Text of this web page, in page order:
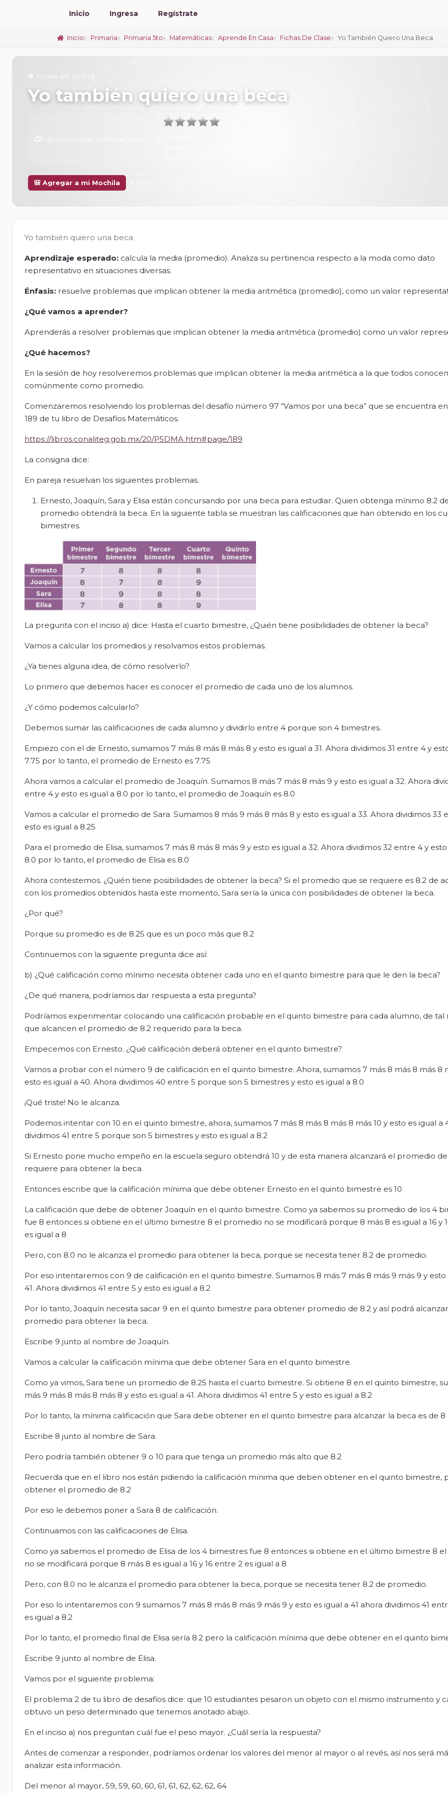
Inicio Ingresa Regístrate
Inicio Primaria Primaria 5to Matemáticas Aprende En Casa Fichas De Clase Yo También Quiero Una Beca
📚 FICHA DE CLASE
Yo también quiero una beca
🎒 Agregar a mi Mochila
Yo también quiero una beca
Aprendizaje esperado: calcula la media (promedio). Analiza su pertinencia respecto a la moda como dato
representativo en situaciones diversas.
Énfasis: resuelve problemas que implican obtener la media aritmética (promedio), como un valor
¿Qué vamos a aprender?
Aprenderás a resolver problemas que implican obtener la media aritmética (promedio) como un valor
¿Qué hacemos?
En la sesión de hoy resolveremos problemas que implican obtener la media aritmética a la que todos
comúnmente como promedio.
Comenzaremos resolviendo los problemas del desafío número 97 “Vamos por una beca” que se encuentra
189 de tu libro de Desafíos Matemáticos.
https://libros.conaliteg.gob.mx/20/P5DMA.htm#page/189
La consigna dice:
En pareja resuelvan los siguientes problemas.
Ernesto, Joaquín, Sara y Elisa están concursando por una beca para estudiar. Quien obtenga mínimo 8.2
promedio obtendrá la beca. En la siguiente tabla se muestran las calificaciones que han obtenido en los
bimestres.
La pregunta con el inciso a) dice: Hasta el cuarto bimestre, ¿Quién tiene posibilidades de obtener la beca?
Vamos a calcular los promedios y resolvamos estos problemas.
¿Ya tienes alguna idea, de cómo resolverlo?
Lo primero que debemos hacer es conocer el promedio de cada uno de los alumnos.
¿Y cómo podemos calcularlo?
Debemos sumar las calificaciones de cada alumno y dividirlo entre 4 porque son 4 bimestres.
Empiezo con el de Ernesto, sumamos 7 más 8 más 8 más 8 y esto es igual a 31. Ahora dividimos 31 entre 4 y
7.75 por lo tanto, el promedio de Ernesto es 7.75
Ahora vamos a calcular el promedio de Joaquín. Sumamos 8 más 7 más 8 más 9 y esto es igual a 32. Ahora
entre 4 y esto es igual a 8.0 por lo tanto, el promedio de Joaquín es 8.0
Vamos a calcular el promedio de Sara. Sumamos 8 más 9 más 8 más 8 y esto es igual a 33. Ahora dividimos 33
esto es igual a 8.25
Para el promedio de Elisa, sumamos 7 más 8 más 8 más 9 y esto es igual a 32. Ahora dividimos 32 entre 4 y esto
8.0 por lo tanto, el promedio de Elisa es 8.0
Ahora contestemos. ¿Quién tiene posibilidades de obtener la beca? Si el promedio que se requiere es 8.2 de
con los promedios obtenidos hasta este momento, Sara sería la única con posibilidades de obtener la beca.
¿Por qué?
Porque su promedio es de 8.25 que es un poco más que 8.2
Continuemos con la siguiente pregunta dice así:
b) ¿Qué calificación como mínimo necesita obtener cada uno en el quinto bimestre para que le den la beca?
¿De qué manera, podríamos dar respuesta a esta pregunta?
Podríamos experimentar colocando una calificación probable en el quinto bimestre para cada alumno, de tal
que alcancen el promedio de 8.2 requerido para la beca.
Empecemos con Ernesto. ¿Qué calificación deberá obtener en el quinto bimestre?
Vamos a probar con el número 9 de calificación en el quinto bimestre. Ahora, sumamos 7 más 8 más 8 más 8
esto es igual a 40. Ahora dividimos 40 entre 5 porque son 5 bimestres y esto es igual a 8.0
¡Qué triste! No le alcanza.
Podemos intentar con 10 en el quinto bimestre, ahora, sumamos 7 más 8 más 8 más 8 más 10 y esto es igual a
dividimos 41 entre 5 porque son 5 bimestres y esto es igual a 8.2
Si Ernesto pone mucho empeño en la escuela seguro obtendrá 10 y de esta manera alcanzará el promedio
requiere para obtener la beca.
Entonces escribe que la calificación mínima que debe obtener Ernesto en el quinto bimestre es 10
La calificación que debe de obtener Joaquín en el quinto bimestre. Como ya sabemos su promedio de los 4
fue 8 entonces si obtiene en el último bimestre 8 el promedio no se modificará porque 8 más 8 es igual a 16 y
es igual a 8
Pero, con 8.0 no le alcanza el promedio para obtener la beca, porque se necesita tener 8.2 de promedio.
Por eso intentaremos con 9 de calificación en el quinto bimestre. Sumamos 8 más 7 más 8 más 9 más 9 y esto
41. Ahora dividimos 41 entre 5 y esto es igual a 8.2
Por lo tanto, Joaquín necesita sacar 9 en el quinto bimestre para obtener promedio de 8.2 y así podrá
promedio para obtener la beca.
Escribe 9 junto al nombre de Joaquín.
Vamos a calcular la calificación mínima que debe obtener Sara en el quinto bimestre.
Como ya vimos, Sara tiene un promedio de 8.25 hasta el cuarto bimestre. Si obtiene 8 en el quinto bimestre,
más 9 más 8 más 8 más 8 y esto es igual a 41. Ahora dividimos 41 entre 5 y esto es igual a 8.2
Por lo tanto, la mínima calificación que Sara debe obtener en el quinto bimestre para alcanzar la beca es de 8
Escribe 8 junto al nombre de Sara.
Pero podría también obtener 9 o 10 para que tenga un promedio más alto que 8.2
Recuerda que en el libro nos están pidiendo la calificación mínima que deben obtener en el quinto bimestre,
obtener el promedio de 8.2
Por eso le debemos poner a Sara 8 de calificación.
Continuamos con las calificaciones de Elisa.
Como ya sabemos el promedio de Elisa de los 4 bimestres fue 8 entonces si obtiene en el último bimestre 8
no se modificará porque 8 más 8 es igual a 16 y 16 entre 2 es igual a 8
Pero, con 8.0 no le alcanza el promedio para obtener la beca, porque se necesita tener 8.2 de promedio.
Por eso lo intentaremos con 9 sumamos 7 más 8 más 8 más 9 más 9 y esto es igual a 41 ahora dividimos 41
es igual a 8.2
Por lo tanto, el promedio final de Elisa sería 8.2 pero la calificación mínima que debe obtener en el quinto
Escribe 9 junto al nombre de Elisa.
Vamos por el siguiente problema:
El problema 2 de tu libro de desafíos dice: que 10 estudiantes pesaron un objeto con el mismo instrumento y
obtuvo un peso determinado que tenemos anotado abajo.
En el inciso a) nos preguntan cuál fue el peso mayor. ¿Cuál sería la respuesta?
Antes de comenzar a responder, podríamos ordenar los valores del menor al mayor o al revés, así nos será
analizar esta información.
Del menor al mayor, 59, 59, 60, 60, 61, 61, 62, 62, 62, 64